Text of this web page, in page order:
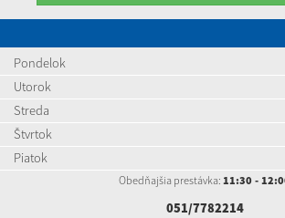
Pondelok
Utorok
Streda
Štvrtok
Piatok
Obedňajšia prestávka: 11:30 -
051/7782214